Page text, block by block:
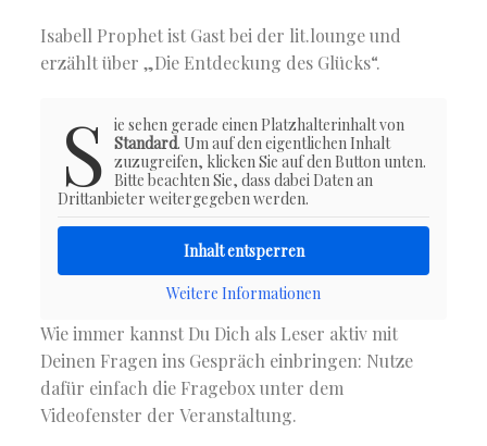
Isabell Prophet ist Gast bei der lit.lounge und
erzählt über „Die Entdeckung des Glücks“.
S
ie sehen gerade einen Platzhalterinhalt von
Standard. Um auf den eigentlichen Inhalt
zuzugreifen, klicken Sie auf den Button unten.
Bitte beachten Sie, dass dabei Daten an
Drittanbieter weitergegeben werden.
Inhalt entsperren
Weitere Informationen
Wie immer kannst Du Dich als Leser aktiv mit
Deinen Fragen ins Gespräch einbringen: Nutze
dafür einfach die Fragebox unter dem
Videofenster der Veranstaltung.